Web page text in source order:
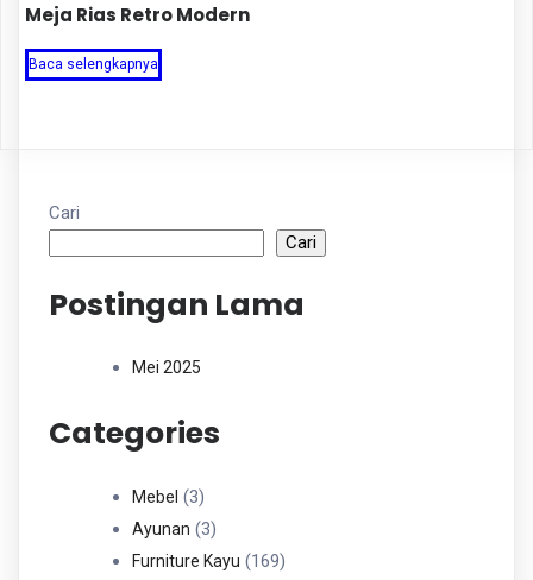
Meja Rias Retro Modern
Baca selengkapnya
Cari
Cari
Postingan Lama
Mei 2025
Categories
Mebel 33
Produk
Ayunan 33
Produk
Furniture Kayu 169169